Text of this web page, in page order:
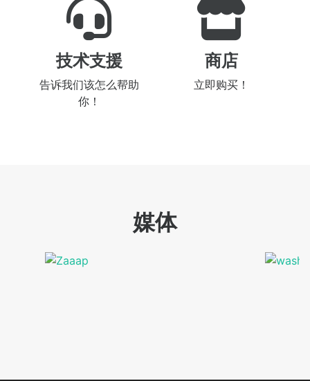
技术支援
告诉我们该怎么帮助
你！
商店
立即购买！
媒体